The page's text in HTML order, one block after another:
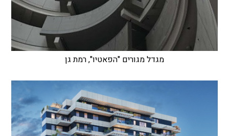
מגדל מגורים "הפאטיו", רמת גן